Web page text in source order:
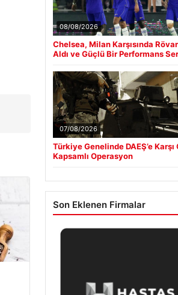
08/08/2026
Chelsea, Milan Karşısında
Aldı ve Güçlü Bir Performans
07/08/2026
Türkiye Genelinde DAEŞ’e Karşı
Kapsamlı Operasyon
Son Eklenen Firmalar